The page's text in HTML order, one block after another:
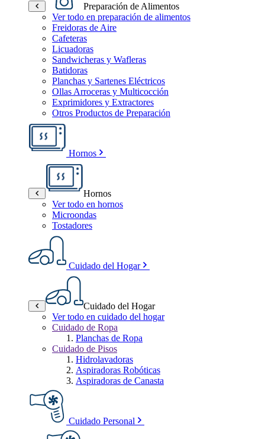
Preparación de Alimentos
Ver todo en preparación de alimentos
Freidoras de Aire
Cafeteras
Licuadoras
Sandwicheras y Wafleras
Batidoras
Planchas y Sartenes Eléctricos
Ollas Arroceras y Multicocción
Exprimidores y Extractores
Otros Productos de Preparación
Hornos
Hornos
Ver todo en hornos
Microondas
Tostadores
Cuidado del Hogar
Cuidado del Hogar
Ver todo en cuidado del hogar
Cuidado de Ropa
Planchas de Ropa
Cuidado de Pisos
Hidrolavadoras
Aspiradoras Robóticas
Aspiradoras de Canasta
Cuidado Personal